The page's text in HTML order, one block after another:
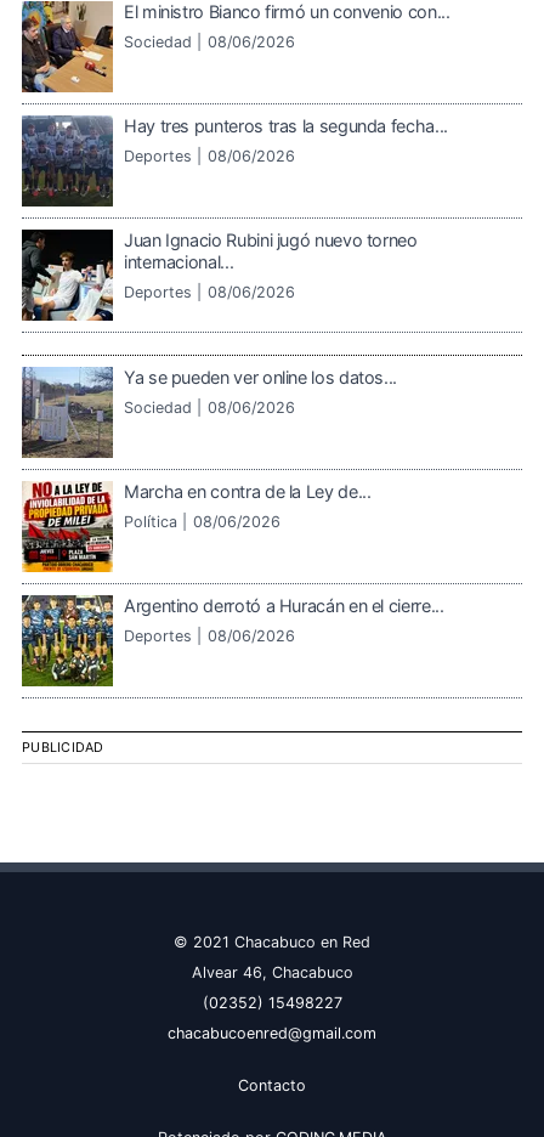
El ministro Bianco firmó un convenio con...
Sociedad | 08/06/2026
Hay tres punteros tras la segunda fecha...
Deportes | 08/06/2026
Juan Ignacio Rubini jugó nuevo torneo
internacional...
Deportes | 08/06/2026
Ya se pueden ver online los datos...
Sociedad | 08/06/2026
Marcha en contra de la Ley de...
Política | 08/06/2026
Argentino derrotó a Huracán en el cierre...
Deportes | 08/06/2026
PUBLICIDAD
© 2021 Chacabuco en Red
Alvear 46, Chacabuco
(02352) 15498227
chacabucoenred@gmail.com
Contacto